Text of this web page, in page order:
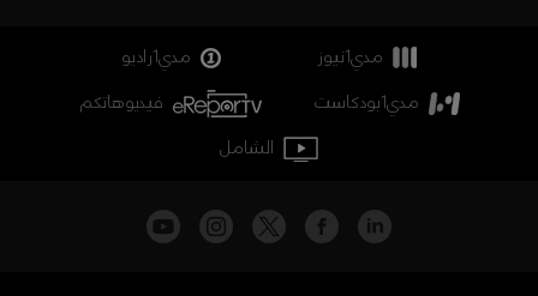
مدي1نيوز
مدي1راديو
مدي1بودكاست
فيديوهاتكم
الشامل